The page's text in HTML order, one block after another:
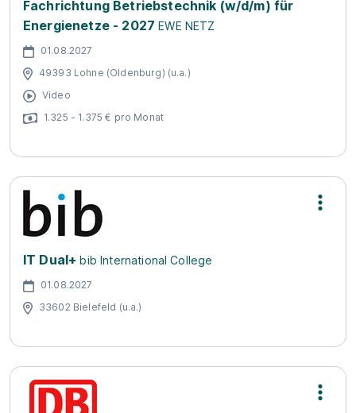
Fachrichtung Betriebstechnik (w/d/m) für
Energienetze - 2027 EWE NETZ
01.08.2027
49393 Lohne (Oldenburg) (u.a.)
Video
1.325 - 1.375 € pro Monat
IT Dual+ bib International College
01.08.2027
33602 Bielefeld (u.a.)